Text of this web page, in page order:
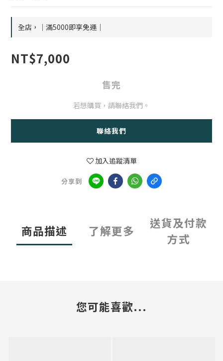
全店，｜滿5000即享免運｜
NT$7,000
售完
若想購買，請聯絡我們。
聯絡我們
加入追蹤清單
分享到
商品描述 了解更多
送貨及付款
方式
您可能喜歡...